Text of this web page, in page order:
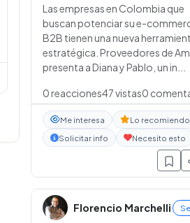
Las empresas en Colombia que
buscan potenciar su e-
B2B tienen una nueva
estratégica. Proveedores de
presenta a Diana y Pablo, un in...
0reacciones47vistas0
Me interesa
Lo recomiendo
Solicitar info
Necesito esto
Florencio Marchelli